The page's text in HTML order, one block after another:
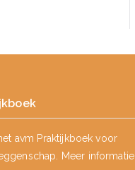
avm Praktijkboek voor
Meer informatie…